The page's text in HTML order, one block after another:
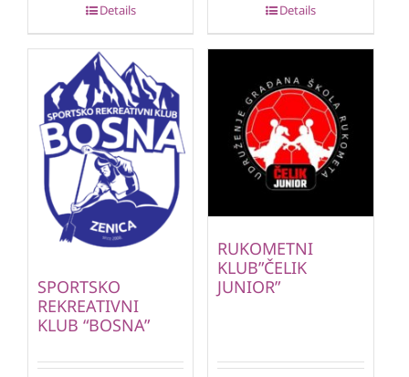
Details Details
SPORTSKO
REKREATIVNI
KLUB “BOSNA”
RUKOMETNI
KLUB”ČELIK
JUNIOR”